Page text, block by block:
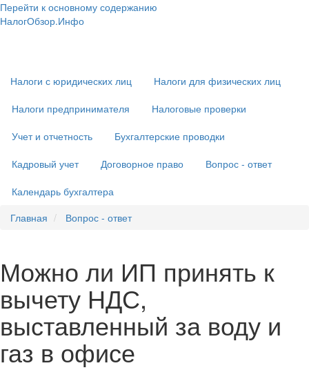
Перейти к основному содержанию
НалогОбзор.Инфо
Налоги с юридических лиц
Налоги для физических лиц
Налоги предпринимателя
Налоговые проверки
Учет и отчетность
Бухгалтерские проводки
Кадровый учет
Договорное право
Вопрос - ответ
Календарь бухгалтера
Главная
Вопрос - ответ
Можно ли ИП принять к
вычету НДС,
выставленный за воду и
газ в офисе